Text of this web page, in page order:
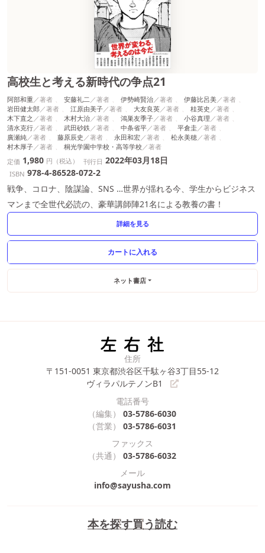
高校生と考える新時代の争点21
阿部和重 安藤礼二 伊勢崎賢治
伊藤比呂美
岩田健太郎
江原由美子 大友良英
桂英史
木下直之
木村大治 鴻巣友季子
小谷真理
清水克行
武田砂鉄 中条省平
平倉圭
廣瀬純
藤原辰史 永田和宏
松永美穂
村木厚子
桐光学園中学校・高等学校
定価 1,980 円（税込） 刊行日 2022年03月18日
ISBN 978-4-86528-072-2
戦争、コロナ、陰謀論、SNS …世界が揺れる今、学生からビジネス
マンまで全世代必読の、豪華講師陣21名による教養の書！
詳細を見る
ネット書店
本を探す買う読む
住所
〒151-0051 東京都渋谷区千駄ヶ谷3丁目55-12
ヴィラパルテノンB1
電話番号
（編集）
03-5786-6030
（営業）
03-5786-6031
ファックス
（共通）
03-5786-6032
メール
info@sayusha.com